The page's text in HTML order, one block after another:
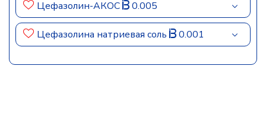
Цефазолин-АКОС 0.005
Цефазолина натриевая соль 0.001